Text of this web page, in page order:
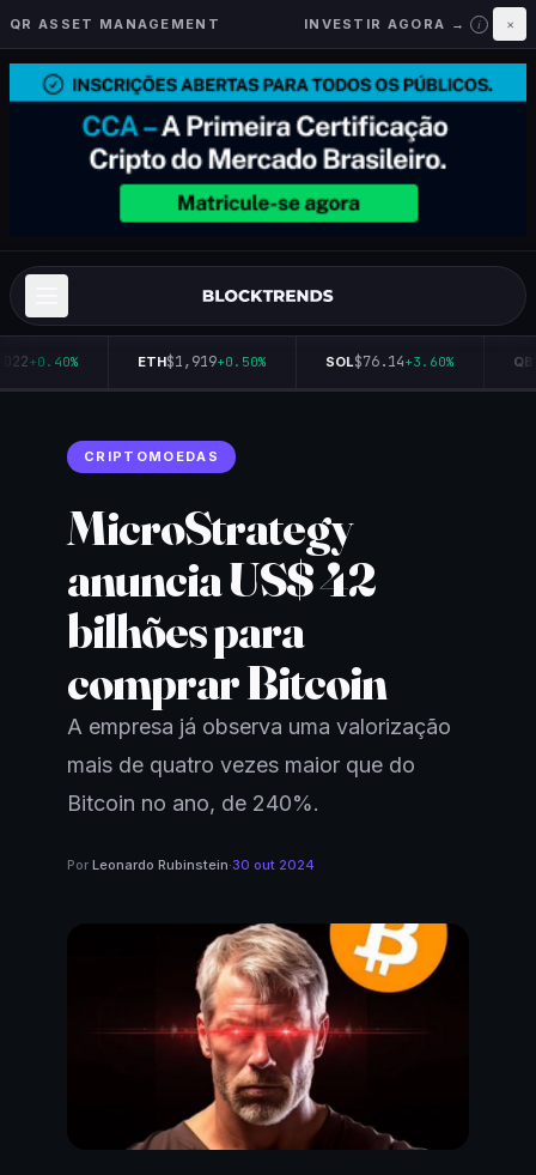
QR ASSET MANAGEMENT INVESTIR AGORA → i ×
+0.40% ETH$1,919+0.50% SOL$76.14+3.60%
CRIPTOMOEDAS
MicroStrategy
anuncia US$ 42
bilhões para
comprar Bitcoin
A empresa já observa uma valorização
mais de quatro vezes maior que do
Bitcoin no ano, de 240%.
Por Leonardo Rubinstein·30 out 2024